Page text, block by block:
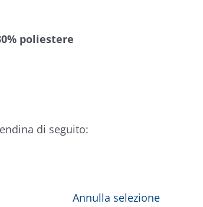
poliestere
di seguito:
Annulla selezione